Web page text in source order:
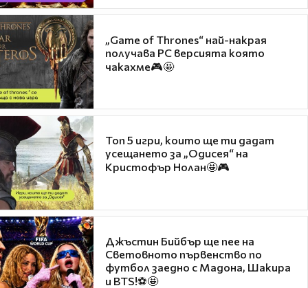
„Game of Thrones“ най-накрая
получава PC версията която
чакахме🎮🤩
Топ 5 игри, които ще ти дадат
усещането за „Одисея“ на
Кристофър Нолан🤩🎮
Джъстин Бийбър ще пее на
Световното първенство по
футбол заедно с Мадона, Шакира
и BTS!⚽🤩